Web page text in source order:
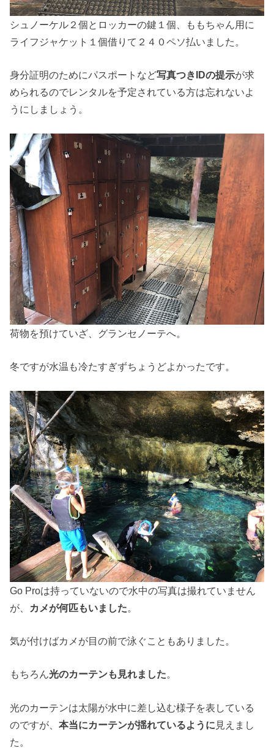
シュノーケル２個とロッカーの鍵１個、ももちゃん用に
ライフジャケット１個借りて２４０ペソ払いました。
身分証明のためにパスポートなど写真つきIDの提示が求
められるのでレンタルを予定されている方は忘れないよ
うにしましょう。
荷物を預けていざ、グランセノーテへ。
冬ですが水温も冷たすぎずちょうどよかったです。
Go Proは持っていないので水中の写真は撮れていません
が、 カメが何匹もいました。
気が付けばカメが目の前で泳ぐこともありました。
もちろん光のカーテンも見れました。
光のカーテンは太陽が水中に差し込む様子を表している
のですが、本当にカーテンが揺れているように 見えまし
た。